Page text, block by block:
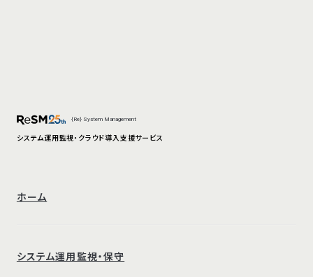
{Re} System Management
システム運用監視・クラウド導入支援サービス
ホーム
システム運用監視・保守